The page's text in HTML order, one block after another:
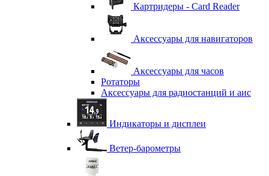
Картридеры - Card Reader
Аксессуары для навигаторов
Аксессуары для часов
Ротаторы
Аксессуары для радиостанций и аис
Индикаторы и дисплеи
Ветер-барометры